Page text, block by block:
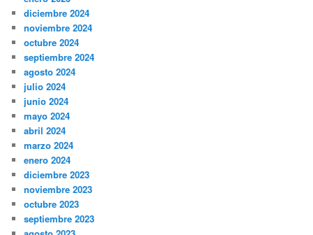
diciembre 2024
noviembre 2024
octubre 2024
septiembre 2024
agosto 2024
julio 2024
junio 2024
mayo 2024
abril 2024
marzo 2024
enero 2024
diciembre 2023
noviembre 2023
octubre 2023
septiembre 2023